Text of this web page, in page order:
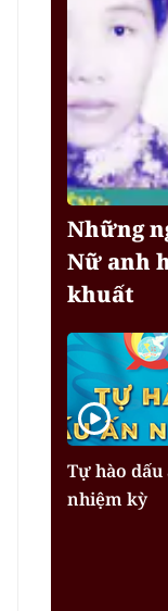
Những
Nữ anh
khuất
Tự hào dấu
nhiệm kỳ